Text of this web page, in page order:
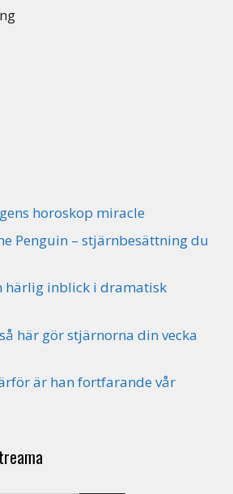
horoskop miracle
Penguin – stjärnbesättning du
härlig inblick i dramatisk
här gör stjärnorna din vecka
är han fortfarande vår